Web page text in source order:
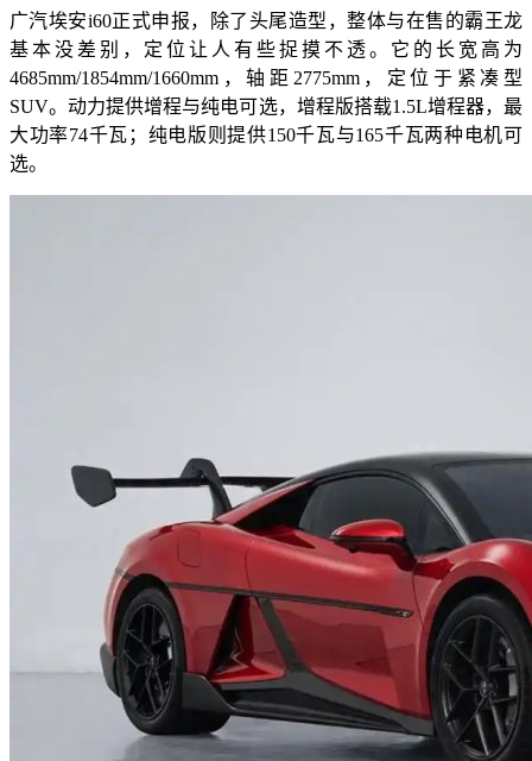
广汽埃安i60正式申报，除了头尾造型，整体与在售的霸王龙
基本没差别，定位让人有些捉摸不透。它的长宽高为
4685mm/1854mm/1660mm，轴距2775mm，定位于紧凑型
SUV。动力提供增程与纯电可选，增程版搭载1.5L增程器，最
大功率74千瓦；纯电版则提供150千瓦与165千瓦两种电机可
选。